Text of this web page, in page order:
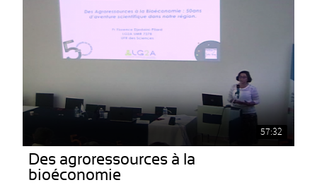
57:32
Des agroressources à la
bioéconomie